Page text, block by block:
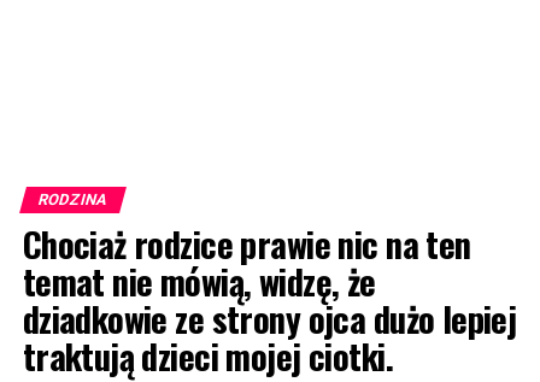
RODZINA
Chociaż rodzice prawie nic na ten
temat nie mówią, widzę, że
dziadkowie ze strony ojca dużo lepiej
traktują dzieci mojej ciotki.